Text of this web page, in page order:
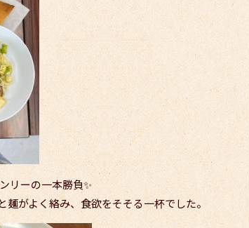
リーの一本勝負✨
麺がよく絡み、食欲をそそる一杯でした。